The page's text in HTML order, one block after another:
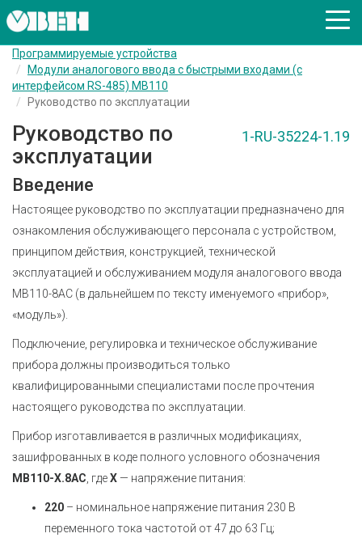
Программируемые устройства
Модули аналогового ввода с быстрыми входами (с
интерфейсом RS-485) МВ110
Руководство по эксплуатации
1-RU-35224-1.19
Руководство по
эксплуатации
Введение
Настоящее руководство по эксплуатации предназначено для
ознакомления обслуживающего персонала с устройством,
принципом действия, конструкцией, технической
эксплуатацией и обслуживанием модуля аналогового ввода
МВ110-8АС (в дальнейшем по тексту именуемого «прибор»,
«модуль»).
Подключение, регулировка и техническое обслуживание
прибора должны производиться только
квалифицированными специалистами после прочтения
настоящего руководства по эксплуатации.
Прибор изготавливается в различных модификациях,
зашифрованных в коде полного условного обозначения
МВ110-X.8АС , гдеX — напряжение питания:
220 – номинальное напряжение питания 230 В
переменного тока частотой от 47 до 63 Гц;